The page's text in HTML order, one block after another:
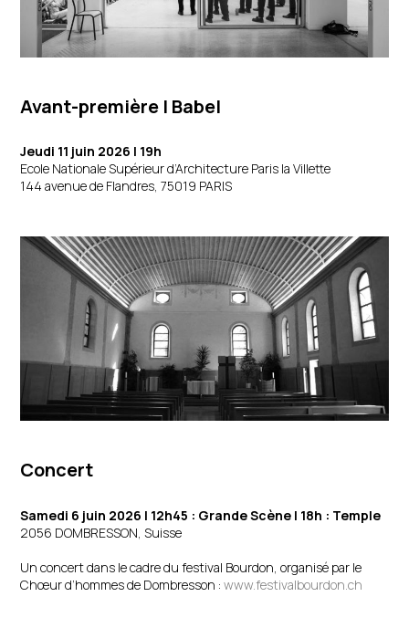
Avant-première | Babel
Jeudi 11 juin 2026 | 19h
Ecole Nationale Supérieur d’Architecture Paris la Villette
144 avenue de Flandres, 75019 PARIS
Concert
Samedi 6 juin 2026 | 12h45 : Grande Scène | 18h : Temple
2056 DOMBRESSON, Suisse
Un concert dans le cadre du festival Bourdon, organisé par le
Chœur d’hommes de Dombresson :www.festivalbourdon.ch